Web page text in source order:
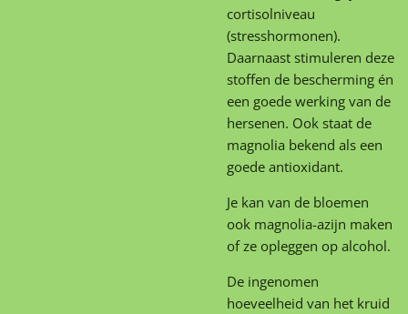
cortisolniveau
(stresshormonen).
Daarnaast stimuleren deze
stoffen de bescherming én
een goede werking van de
hersenen. Ook staat de
magnolia bekend als een
goede antioxidant.
Je kan van de bloemen
ook magnolia-azijn maken
of ze opleggen op alcohol.
De ingenomen
hoeveelheid van het kruid